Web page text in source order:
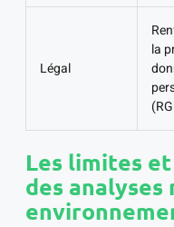
Légal
la
Les limites
des